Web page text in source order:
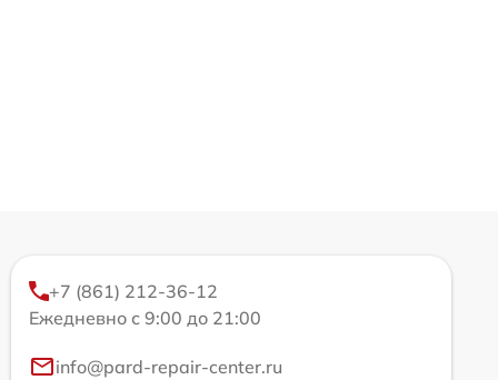
+7 (861) 212-36-12
Ежедневно с 9:00 до 21:00
info@pard-repair-center.ru